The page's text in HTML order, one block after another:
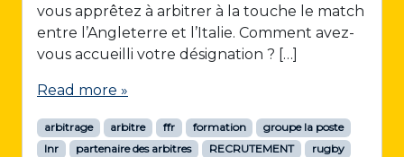
vous apprêtez à arbitrer à la touche le match
entre l’Angleterre et l’Italie. Comment avez-
vous accueilli votre désignation ? […]
Read more »
arbitrage arbitre ffr formation
groupe la poste
lnr
partenaire des arbitres RECRUTEMENT
rugby